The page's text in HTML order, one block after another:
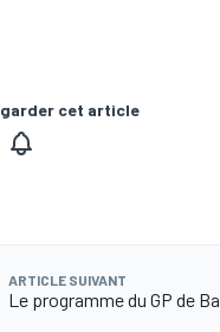
cet article
ARTICLE SUIVANT
Le programme du GP de